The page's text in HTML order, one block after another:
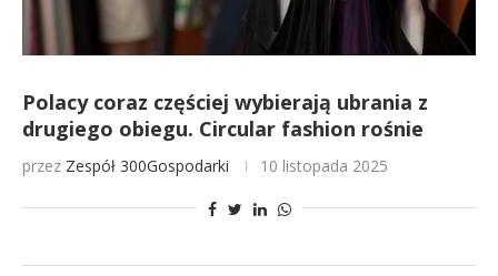
Polacy coraz częściej wybierają ubrania z
drugiego obiegu. Circular fashion rośnie
przez Zespół 300Gospodarki 10 listopada 2025